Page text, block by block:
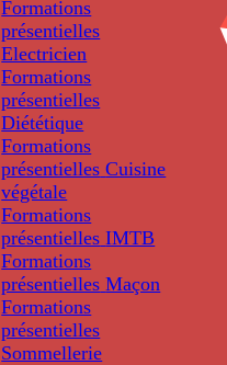
Formations
présentielles
Electricien
Formations
présentielles
Diététique
Formations
présentielles Cuisine
végétale
Formations
présentielles IMTB
Formations
présentielles Maçon
Formations
présentielles
Sommellerie